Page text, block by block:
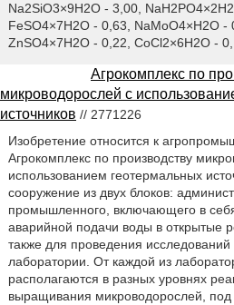
Na2SiO3×9H2O - 3,00,
FeSO4×7H2O - 0,63, NaMoO4×H2O -
ZnSO4×7H2O - 0,22, CoCl2×6H2O -
Агрокомплекс по
микроводорослей с
источников // 2771226
Изобретение относится к
Агрокомплекс по производству
использованием геотермальных
сооружение из двух блоков:
промышленного, включающего в
аварийной подачи воды в открытые
также для проведения
лаборатории. От каждой из
располагаются в разных уровнях
выращивания микроводорослей,